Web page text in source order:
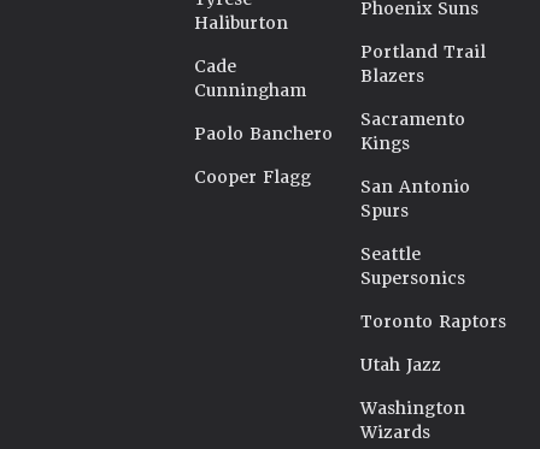
Haliburton
Cade
Cunningham
Paolo Banchero
Cooper Flagg
Phoenix Suns
Portland Trail
Blazers
Sacramento
Kings
San Antonio
Spurs
Seattle
Supersonics
Toronto Raptors
Utah Jazz
Washington
Wizards